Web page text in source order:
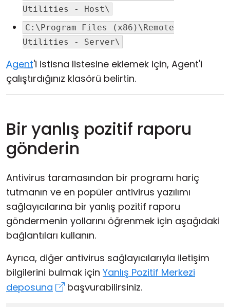
Utilities - Host\
C:\Program Files (x86)\Remote
Utilities - Server\
Agent'i istisna listesine eklemek için, Agent'i
çalıştırdığınız klasörü belirtin.
Bir yanlış pozitif raporu
gönderin
Antivirus taramasından bir programı hariç
tutmanın ve en popüler antivirus yazılımı
sağlayıcılarına bir yanlış pozitif raporu
göndermenin yollarını öğrenmek için aşağıdaki
bağlantıları kullanın.
Ayrıca, diğer antivirus sağlayıcılarıyla iletişim
bilgilerini bulmak için Yanlış Pozitif Merkezi
deposuna
başvurabilirsiniz.